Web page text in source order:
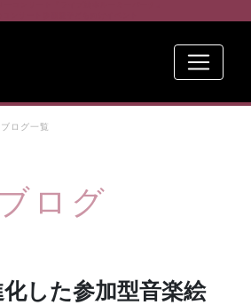
ブログ一覧
ブログ
した参加型音楽絵